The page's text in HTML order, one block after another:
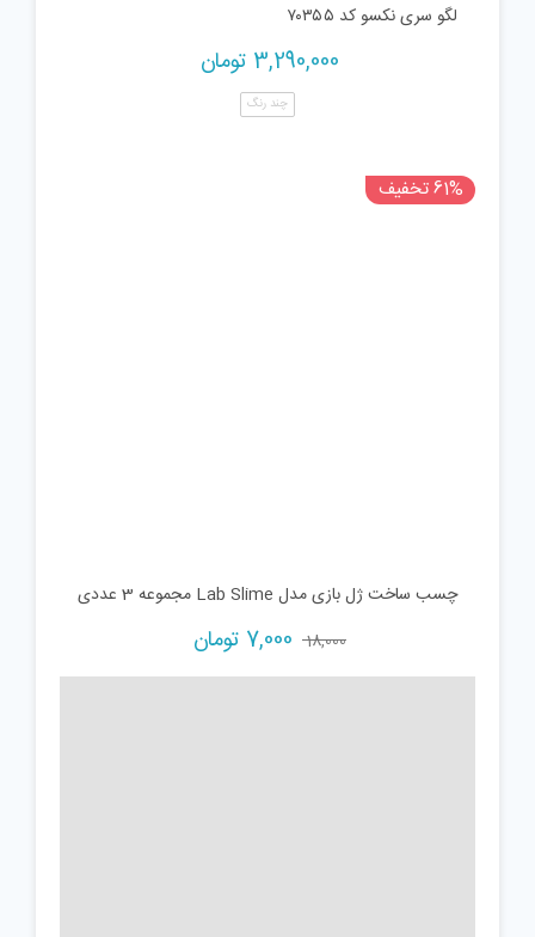
لگو سری نکسو کد ۷۰۳۵۵
3,290,000 تومان
چند رنگ
61% تخفیف
چسب ساخت ژل بازی مدل Lab Slime مجموعه 3 عددی
18,000
Original
7,000 تومان